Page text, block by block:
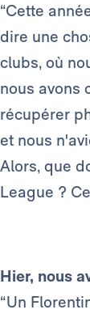
“Cette
dire une
clubs, où
nous avons
récupérer
et nous
Alors, que
League ?
Hier, nous
“Un